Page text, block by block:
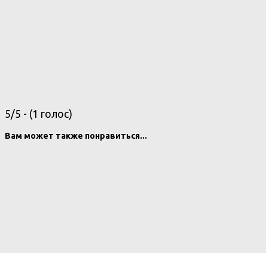
5/5 - (1 голос)
Вам может также понравиться...